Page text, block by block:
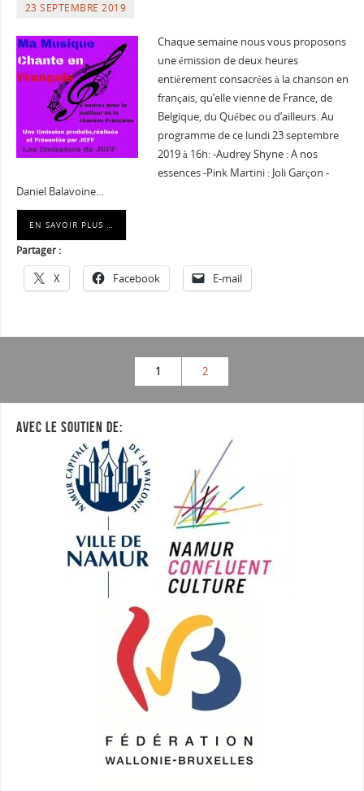
23 SEPTEMBRE 2019
Chaque semaine nous vous proposons
une émission de deux heures
entièrement consacrées à la chanson en
français, qu’elle vienne de France, de
Belgique, du Québec ou d’ailleurs. Au
programme de ce lundi 23 septembre
2019 à 16h: -Audrey Shyne : A nos
essences -Pink Martini : Joli Garçon -
Daniel Balavoine…
EN SAVOIR PLUS …
Partager :
X Facebook E-mail
1 2
AVEC LE SOUTIEN DE: